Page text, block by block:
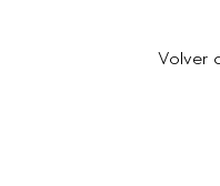
Volver